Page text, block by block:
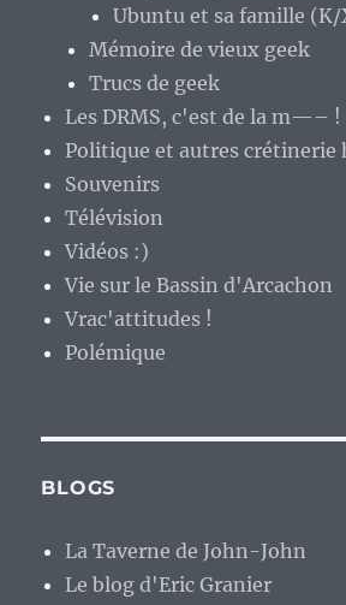
Ubuntu et sa famille
Mémoire de vieux geek
Trucs de geek
Les DRMS, c'est de la m—– !
Politique et autres crétinerie
Souvenirs
Télévision
Vidéos :)
Vie sur le Bassin d'Arcachon
Vrac'attitudes !
Polémique
BLOGS
La Taverne de John-John
Le blog d'Eric Granier